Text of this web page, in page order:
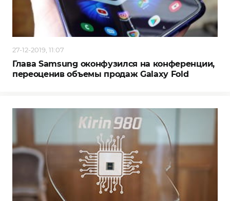
27-12-2019, 11:07
Глава Samsung оконфузился на конференции,
переоценив объемы продаж Galaxy Fold